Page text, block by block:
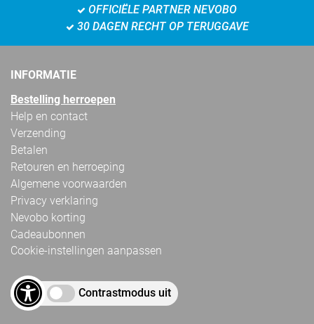
OFFICIËLE PARTNER NEVOBO
30 DAGEN RECHT OP TERUGGAVE
INFORMATIE
Bestelling herroepen
Help en contact
Verzending
Betalen
Retouren en herroeping
Algemene voorwaarden
Privacy verklaring
Nevobo korting
Cadeaubonnen
Cookie-instellingen aanpassen
Contrastmodus uit